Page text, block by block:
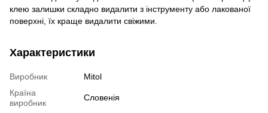
клею залишки складно видалити з інструменту або лакованої
поверхні, їх краще видалити свіжими.
Характеристики
Виробник
Mitol
Країна
виробник
Словенія